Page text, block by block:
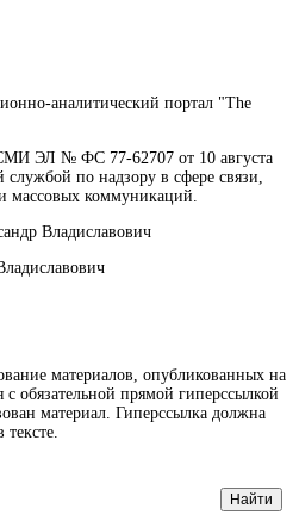
аналитический портал "The
ЭЛ № ФС 77-62707 от 10 августа
по надзору в сфере связи,
массовых коммуникаций.
Владиславович
материалов, опубликованных на
с обязательной прямой гиперссылкой
материал. Гиперссылка должна
тексте.